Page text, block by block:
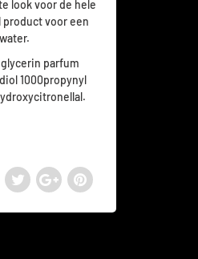
look voor de hele
product voor een
parfum
1000propynyl